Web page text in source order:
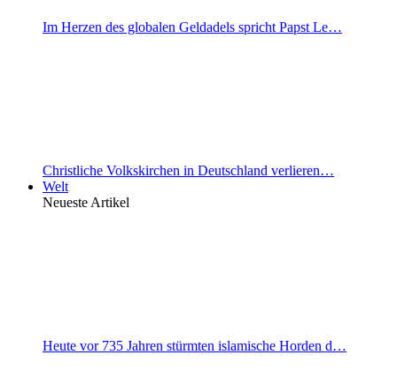
Im Herzen des globalen Geldadels spricht Papst Le…
Christliche Volkskirchen in Deutschland verlieren…
Welt
Neueste Artikel
Heute vor 735 Jahren stürmten islamische Horden d…